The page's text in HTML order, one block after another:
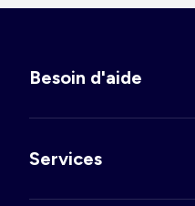
Besoin d'aide
Services